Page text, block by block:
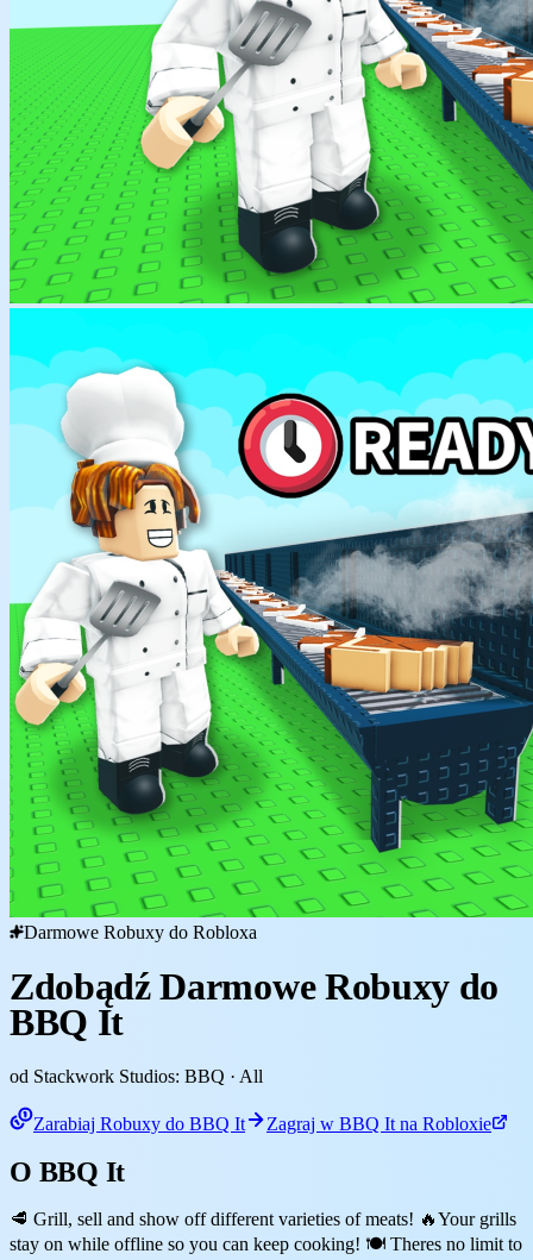
Darmowe Robuxy do Robloxa
Zdobądź Darmowe Robuxy do
BBQ It
od Stackwork Studios: BBQ · All
Zarabiaj Robuxy do BBQ It Zagraj w BBQ It na Robloxie
O BBQ It
🥩 Grill, sell and show off different varieties of meats! 🔥Your grills
stay on while offline so you can keep cooking! 🍽️ Theres no limit to